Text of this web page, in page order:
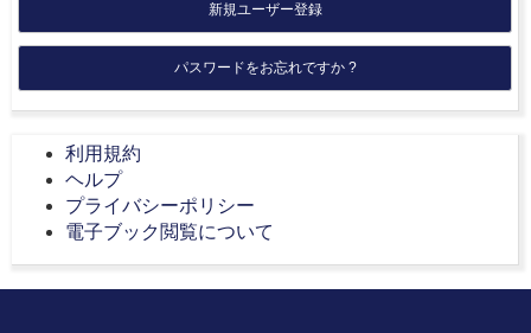
新規ユーザー登録
パスワードをお忘れですか ?
利用規約
ヘルプ
プライバシーポリシー
電子ブック閲覧について